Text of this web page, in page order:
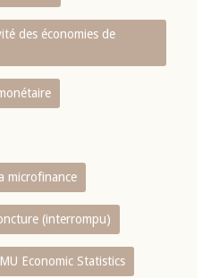
des économies de
microfinance
(interrompu)
Economic Statistics